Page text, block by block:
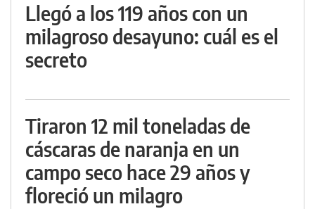
Llegó a los 119 años con un
milagroso desayuno: cuál es el
secreto
Tiraron 12 mil toneladas de
cáscaras de naranja en un
campo seco hace 29 años y
floreció un milagro